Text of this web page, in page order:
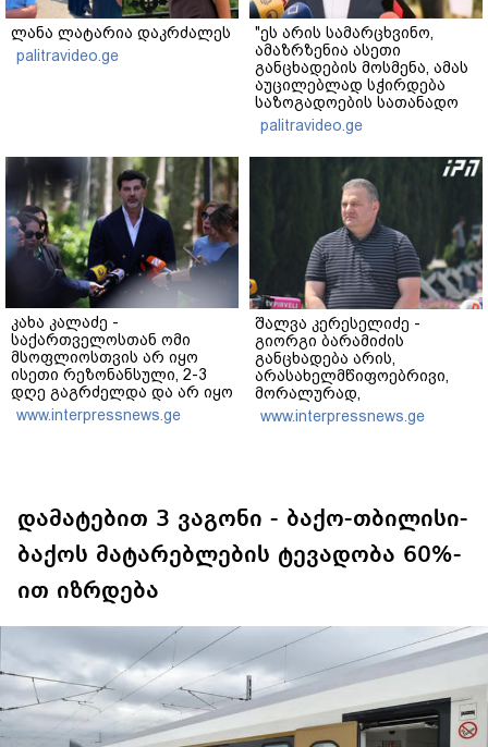
ლანა ლატარია დაკრძალეს
palitravideo.ge
"ეს არის სამარცხვინო,
ამაზრზენია ასეთი
განცხადების მოსმენა, ამას
აუცილებლად სჭირდება
საზოგადოების სათანადო
რეაქცია" - ირაკლი
კობახიძე
palitravideo.ge
კახა კალაძე -
საქართველოსთან ომი
მსოფლიოსთვის არ იყო
ისეთი რეზონანსული, 2-3
დღე გაგრძელდა და არ იყო
საკმარისი, რომ რუსეთისა
და რუსი ხალხის
www.interpressnews.ge
შალვა კერესელიძე -
გიორგი ბარამიძის
განცხადება არის,
არასახელმწიფოებრივი,
მორალურად,
პოლიტიკურად და
ადამიანურად არასწორი იმ
www.interpressnews.ge
დამატებით 3 ვაგონი - ბაქო-თბილისი-
ბაქოს მატარებლების ტევადობა 60%-
ით იზრდება